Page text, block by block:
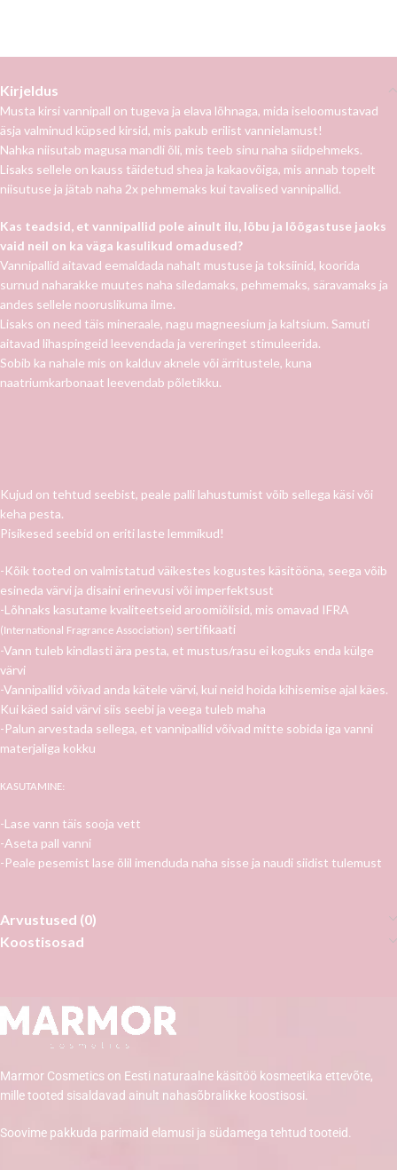
Kirjeldus
Musta kirsi vannipall on tugeva ja elava lõhnaga, mida iseloomustavad
äsja valminud küpsed kirsid, mis pakub erilist vannielamust!
Nahka niisutab magusa mandli õli, mis teeb sinu naha siidpehmeks.
Lisaks sellele on kauss täidetud shea ja kakaovõiga, mis annab topelt
niisutuse ja jätab naha 2x pehmemaks kui tavalised vannipallid.
Kas teadsid, et vannipallid pole ainult ilu, lõbu ja lõõgastuse jaoks
vaid neil on ka väga kasulikud omadused?
Vannipallid aitavad eemaldada nahalt mustuse ja toksiinid, koorida
surnud naharakke muutes naha siledamaks, pehmemaks, säravamaks ja
andes sellele nooruslikuma ilme.
Lisaks on need täis mineraale, nagu magneesium ja kaltsium. Samuti
aitavad lihaspingeid leevendada ja vereringet stimuleerida.
Sobib ka nahale mis on kalduv aknele või ärritustele, kuna
naatriumkarbonaat leevendab põletikku.
Kujud on tehtud seebist, peale palli lahustumist võib sellega käsi või
keha pesta.
Pisikesed seebid on eriti laste lemmikud!
-Kõik tooted on valmistatud väikestes kogustes käsitööna, seega võib
esineda värvi ja disaini erinevusi või imperfektsust
-Lõhnaks kasutame kvaliteetseid aroomiõlisid, mis omavad IFRA
(International Fragrance Association) sertifikaati
-Vann tuleb kindlasti ära pesta, et mustus/rasu ei koguks enda külge
värvi
-Vannipallid võivad anda kätele värvi, kui neid hoida kihisemise ajal käes.
Kui käed said värvi siis seebi ja veega tuleb maha
-Palun arvestada sellega, et vannipallid võivad mitte sobida iga vanni
materjaliga kokku
KASUTAMINE:
-Lase vann täis sooja vett
-Aseta pall vanni
-Peale pesemist lase õlil imenduda naha sisse ja naudi siidist tulemust
Arvustused (0)
Koostisosad
Marmor Cosmetics on Eesti naturaalne käsitöö kosmeetika ettevõte,
mille tooted sisaldavad ainult nahasõbralikke koostisosi.
Soovime pakkuda parimaid elamusi ja südamega tehtud tooteid.